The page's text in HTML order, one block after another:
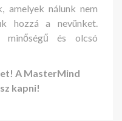
amelyek nálunk nem
hozzá a nevünket.
és olcsó
A MasterMind
kapni!